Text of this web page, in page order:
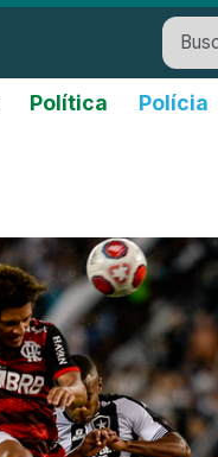
Política Polícia